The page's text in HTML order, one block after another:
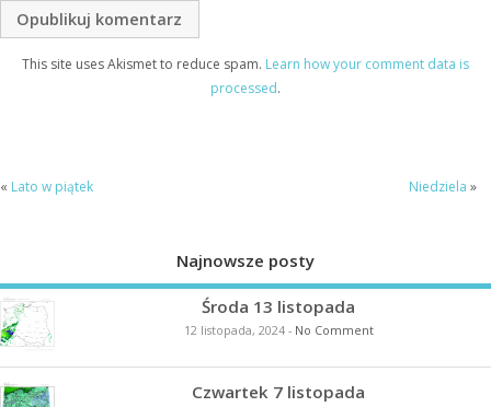
This site uses Akismet to reduce spam. Learn how your comment data is
processed.
« Lato w piątek Niedziela »
Najnowsze posty
Środa 13 listopada
12 listopada, 2024- No Comment
Czwartek 7 listopada